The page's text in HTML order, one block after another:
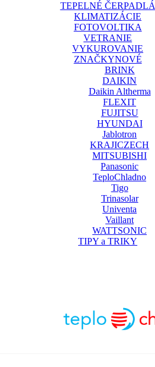
TEPELNÉ ČERPADLÁ
KLIMATIZÁCIE
FOTOVOLTIKA
VETRANIE
VYKUROVANIE
ZNAČKYNOVÉ
BRINK
DAIKIN
Daikin Altherma
FLEXIT
FUJITSU
HYUNDAI
Jablotron
KRAJICZECH
MITSUBISHI
Panasonic
TeploChladno
Tigo
Trinasolar
Univenta
Vaillant
WATTSONIC
TIPY a TRIKY